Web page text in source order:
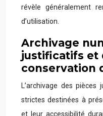
révèle généralement
d’utilisation.
Archivage
justificatifs et
conservation
L’archivage des
strictes destinées à
et leur accessibilité